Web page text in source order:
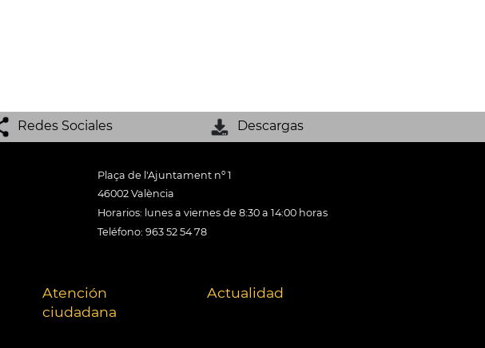
Redes Sociales Descargas
Plaça de l'Ajuntament nº 1
46002 València
Horarios: lunes a viernes de 8:30 a 14:00 horas
Teléfono: 963 52 54 78
Atención
ciudadana
Actualidad